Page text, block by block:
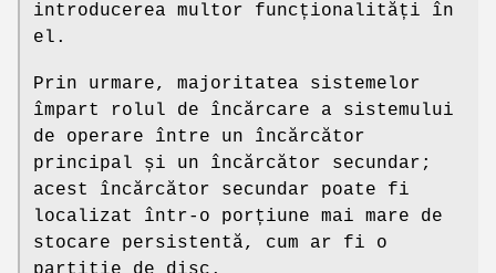
introducerea multor funcționalități în
el.
Prin urmare, majoritatea sistemelor
împart rolul de încărcare a sistemului
de operare între un încărcător
principal și un încărcător secundar;
acest încărcător secundar poate fi
localizat într-o porțiune mai mare de
stocare persistentă, cum ar fi o